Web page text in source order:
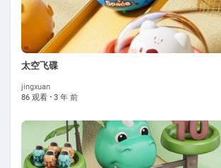
太空飞碟
jingxuan
86 观看 · 3 年 前